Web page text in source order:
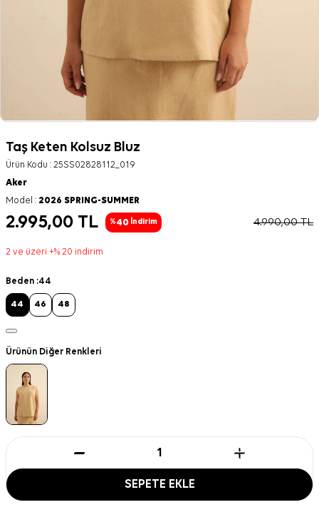
Taş Keten Kolsuz Bluz
Ürün Kodu : 25SS02828112_019
Aker
Model : 2026 SPRING-SUMMER
2.995,00 TL %40 İndirim 4.990,00TL
2 ve üzeri +% 20 indirim
Beden :44
44 46 48
Ürünün Diğer Renkleri
SEPETE EKLE